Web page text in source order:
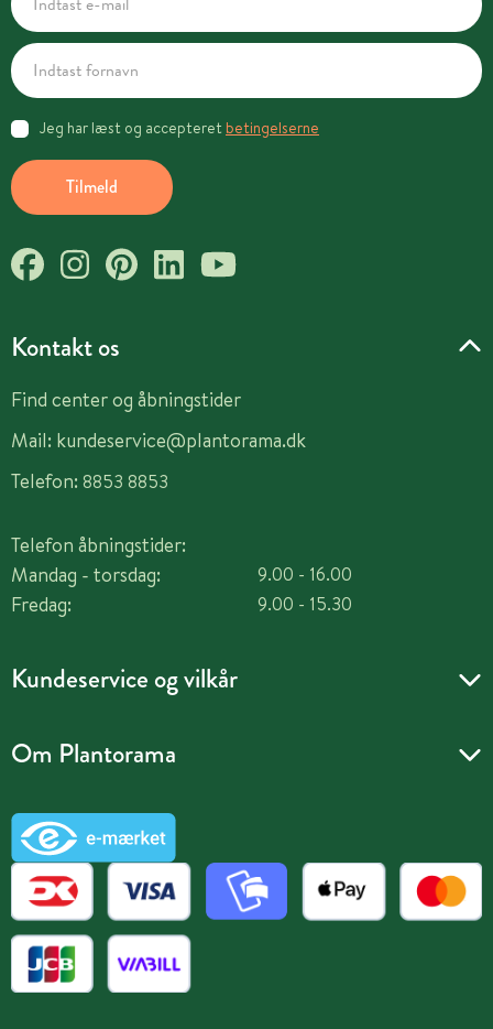
Kontakt os
Find center og åbningstider
Mail: kundeservice@plantorama.dk
Telefon: 8853 8853
Telefon åbningstider:
Mandag - torsdag:
Fredag:
9.00 - 16.00
9.00 - 15.30
Kundeservice og vilkår
Om Plantorama
Tilmeld
Jeg har læst og accepteret betingelserne